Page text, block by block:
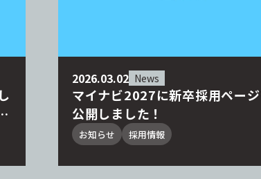
2026.03.02 News
マイナビ2027に新卒採用ペー
公開しました！
お知らせ 採用情報